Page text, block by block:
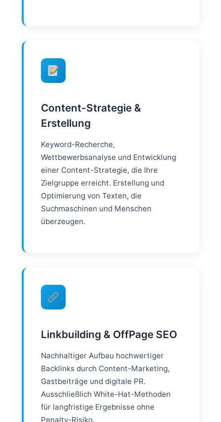
Content-Strategie &
Erstellung
Keyword-Recherche,
Wettbewerbsanalyse und Entwicklung
einer Content-Strategie, die Ihre
Zielgruppe erreicht. Erstellung und
Optimierung von Texten, die
Suchmaschinen und Menschen
überzeugen.
Linkbuilding & OffPage SEO
Nachhaltiger Aufbau hochwertiger
Backlinks durch Content-Marketing,
Gastbeiträge und digitale PR.
Ausschließlich White-Hat-Methoden
für langfristige Ergebnisse ohne
Penalty-Risiko.